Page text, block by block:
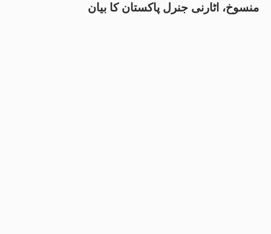
منسوخ، اٹارنی جنرل پاکستان کا بیان